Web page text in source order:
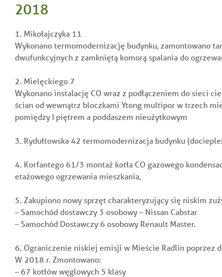
2018
1. Mikołajczyka 11
Wykonano termomodernizację budynku, zamontowano
dwufunkcyjnych z zamkniętą komorą spalania do
2. Mielęckiego 7
Wykonano instalację CO wraz z podłączeniem do sieci
ścian od wewnątrz bloczkami Ytong multipor w trzech
pomiędzy I piętrem a poddaszem nieużytkowym
3. Rydułtowska 42 termomodernizacja budynku
4. Korfantego 61/3 montaż kotła CO gazowego
etażowego ogrzewania mieszkania,
5. Zakupiono nowy sprzęt charakteryzujący się niskim
– Samochód dostawczy 3 osobowy – Nissan Cabstar
– Samochód Dostawczy 6 osobowy Renault Master.
6. Ograniczenie niskiej emisji w Mieście Radlin poprzez
W 2018 r. Zmontowano:
– 67 kotłów węglowych 5 klasy